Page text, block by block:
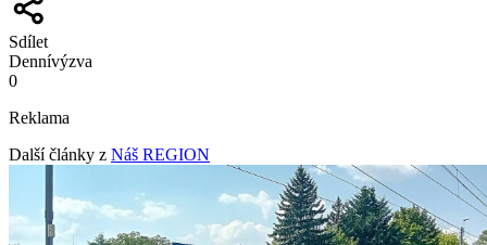
Sdílet
Dennívýzva
0
Reklama
Další články z Náš REGION